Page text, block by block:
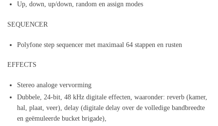
Up, down, up/down, random en assign modes
SEQUENCER
Polyfone step sequencer met maximaal 64 stappen en rusten
EFFECTS
Stereo analoge vervorming
Dubbele, 24-bit, 48 kHz digitale effecten, waaronder: reverb (kamer,
hal, plaat, veer), delay (digitale delay over de volledige bandbreedte
en geëmuleerde bucket brigade),